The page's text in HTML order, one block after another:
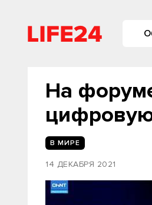
На
В МИРЕ
14 ДЕКАБРЯ 2021